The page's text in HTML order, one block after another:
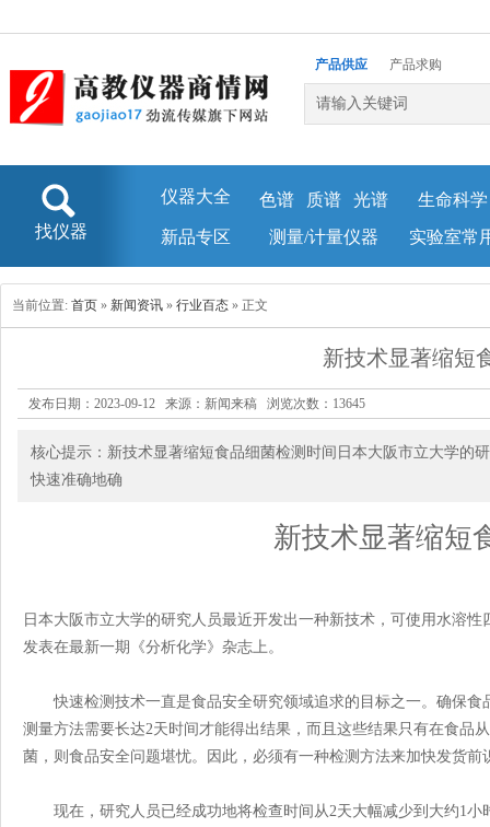
产品供应
产品求购
企业库
找仪器
仪器大全 色谱 质谱 光谱
生命科学
新品专区
测量/计量仪器 实验室常
当前位置: 首页 » 新闻资讯 » 行业百态 » 正文
新技术显著缩短
发布日期：2023-09-12 来源：新闻来稿 浏览次数： 13645
核心提示：新技术显著缩短食品细菌检测时间日本大阪市立大学的
快速准确地确
新技术显著缩短
日本大阪市立大学的研究人员最近开发出一种新技术，可使用水溶
发表在最新一期《分析化学》杂志上。
快速检测技术一直是食品安全研究领域追求的目标之一。确保食
测量方法需要长达2天时间才能得出结果，而且这些结果只有在食品
菌，则食品安全问题堪忧。因此，必须有一种检测方法来加快发货前
现在，研究人员已经成功地将检查时间从2天大幅减少到大约1小